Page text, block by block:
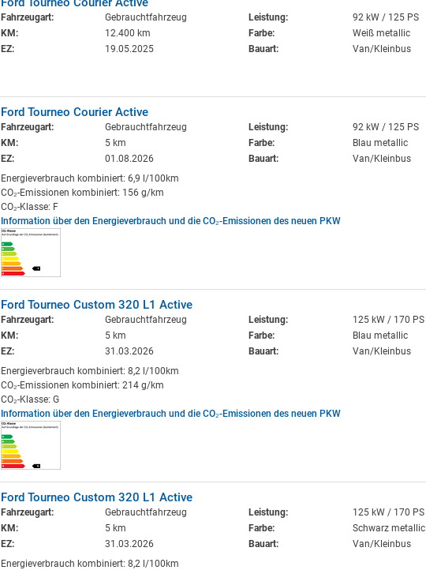
Fahrzeugart:
Gebrauchtfahrzeug
KM:
12.400 km
EZ:
19.05.2025
Leistung:
92 kW / 125 PS
Farbe:
Weiß metallic
Bauart:
Van/Kleinbus
Ford Tourneo Courier Active
Fahrzeugart:
Gebrauchtfahrzeug
KM:
5 km
EZ:
01.08.2026
Leistung:
92 kW / 125 PS
Farbe:
Blau metallic
Bauart:
Van/Kleinbus
Energieverbrauch kombiniert: 6,9 l/100km
CO₂-Emissionen kombiniert: 156 g/km
CO₂-Klasse: F
Information über den Energieverbrauch und die CO₂-Emissionen des neuen PKW
Ford Tourneo Custom 320 L1 Active
Fahrzeugart:
Gebrauchtfahrzeug
KM:
5 km
EZ:
31.03.2026
Leistung:
125 kW / 170 PS
Farbe:
Blau metallic
Bauart:
Van/Kleinbus
Energieverbrauch kombiniert: 8,2 l/100km
CO₂-Emissionen kombiniert: 214 g/km
CO₂-Klasse: G
Information über den Energieverbrauch und die CO₂-Emissionen des neuen PKW
Ford Tourneo Custom 320 L1 Active
Fahrzeugart:
Gebrauchtfahrzeug
KM:
5 km
EZ:
31.03.2026
Leistung:
125 kW / 170 PS
Farbe:
Schwarz metallic
Bauart:
Van/Kleinbus
Energieverbrauch kombiniert: 8,2 l/100km